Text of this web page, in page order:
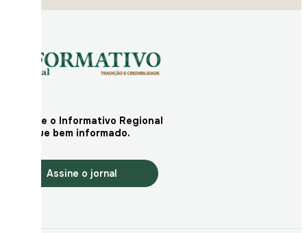
Assine o Informativo Regional
e fique bem informado.
Assine o jornal